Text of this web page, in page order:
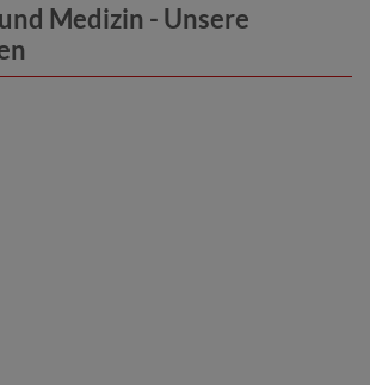
Medizin - Unsere